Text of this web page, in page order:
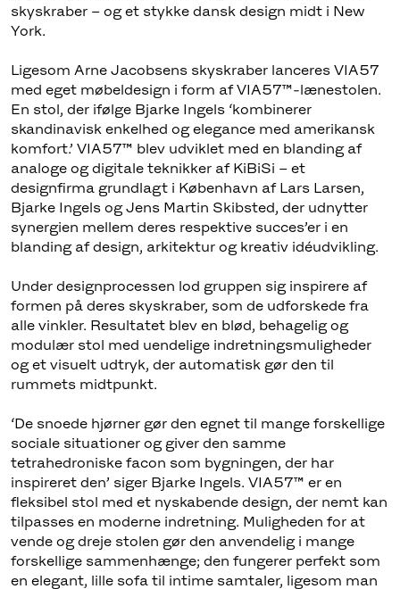
skyskraber – og et stykke dansk design midt i New
York.
Ligesom Arne Jacobsens skyskraber lanceres VIA57
med eget møbeldesign i form af VIA57™-lænestolen.
En stol, der ifølge Bjarke Ingels ‘kombinerer
skandinavisk enkelhed og elegance med amerikansk
komfort.’ VIA57™ blev udviklet med en blanding af
analoge og digitale teknikker af KiBiSi – et
designfirma grundlagt i København af Lars Larsen,
Bjarke Ingels og Jens Martin Skibsted, der udnytter
synergien mellem deres respektive succes’er i en
blanding af design, arkitektur og kreativ idéudvikling.
Under designprocessen lod gruppen sig inspirere af
formen på deres skyskraber, som de udforskede fra
alle vinkler. Resultatet blev en blød, behagelig og
modulær stol med uendelige indretningsmuligheder
og et visuelt udtryk, der automatisk gør den til
rummets midtpunkt.
‘De snoede hjørner gør den egnet til mange forskellige
sociale situationer og giver den samme
tetrahedroniske facon som bygningen, der har
inspireret den’ siger Bjarke Ingels. VIA57™ er en
fleksibel stol med et nyskabende design, der nemt kan
tilpasses en moderne indretning. Muligheden for at
vende og dreje stolen gør den anvendelig i mange
forskellige sammenhænge; den fungerer perfekt som
en elegant, lille sofa til intime samtaler, ligesom man